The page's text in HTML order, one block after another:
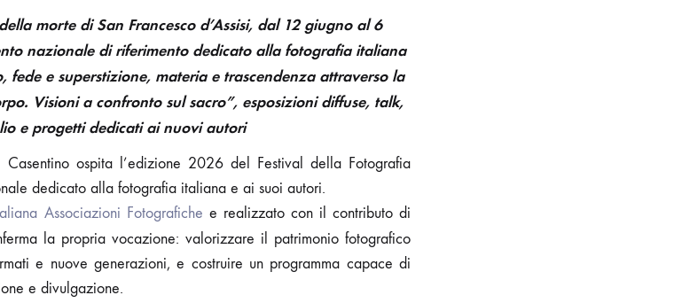
morte di San Francesco d’Assisi, dal 12 giugno al 6
nazionale di riferimento dedicato alla fotografia italiana
fede e superstizione, materia e trascendenza attraverso la
Visioni a confronto sul sacro”, esposizioni diffuse, talk,
e progetti dedicati ai nuovi autori
ospita l’edizione 2026 del Festival della Fotografia
dedicato alla fotografia italiana e ai suoi autori.
Associazioni Fotografiche e realizzato con il contributo di
la propria vocazione: valorizzare il patrimonio fotografico
e nuove generazioni, e costruire un programma capace di
e divulgazione.